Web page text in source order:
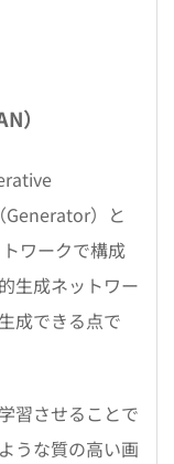
）
）と
ワークで構成
生成ネットワー
成できる点で
習させることで
うな質の高い画